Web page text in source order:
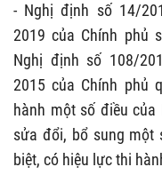
- Nghị định số 14/
2019 của Chính phủ
Nghị định số 108/
2015 của Chính phủ
hành một số điều
sửa đổi, bổ sung một
biệt, có hiệu lực thi